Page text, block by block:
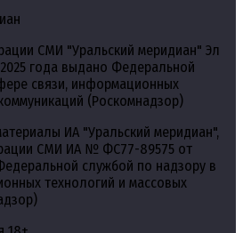
СМИ "Уральский меридиан" Эл
года выдано Федеральной
связи, информационных
(Роскомнадзор)
ИА "Уральский меридиан",
СМИ ИА № ФС77-89575 от
службой по надзору в
технологий и массовых